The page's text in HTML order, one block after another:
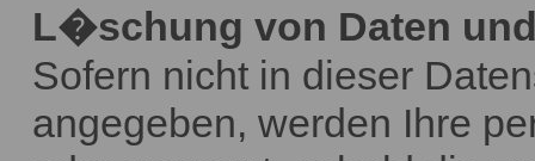
L�schung von Daten
Sofern nicht in dieser
angegeben, werden Ihre